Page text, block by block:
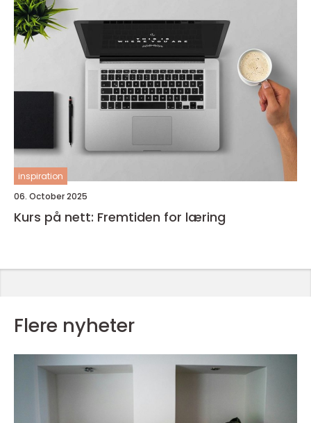
inspiration
06. October 2025
Kurs på nett: Fremtiden for læring
Flere nyheter